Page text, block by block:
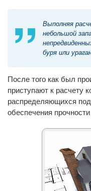
Выполняя
небольшой
буря или
После того как был
приступают к расчету
распределяющихся
обеспечения